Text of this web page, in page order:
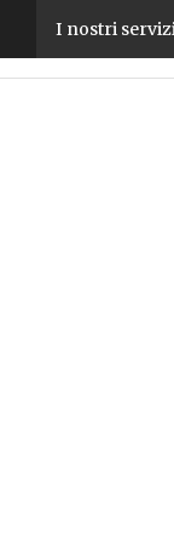
I nostri
Innovazione,